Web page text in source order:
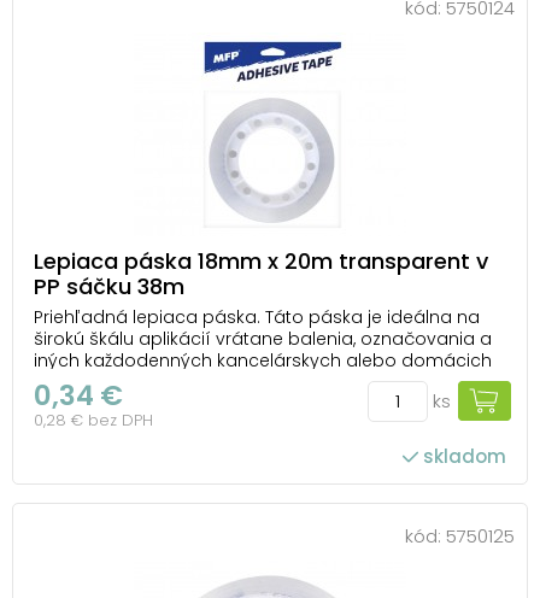
kód: 5750124
Lepiaca páska 18mm x 20m transparent v
PP sáčku 38m
Priehľadná lepiaca páska. Táto páska je ideálna na
širokú škálu aplikácií vrátane balenia, označovania a
iných každodenných kancelárskych alebo domácich
činností. Jej priehľadnosť zaisťuje estetický vzhľad a
minimálnu viditeľnosť na povrchu, na ktorú je
nalepená. Hrúbka pásky je 38 mikrónov, čo j...
0,34 €
0,28 € bez DPH
ks
skladom
kód: 5750125